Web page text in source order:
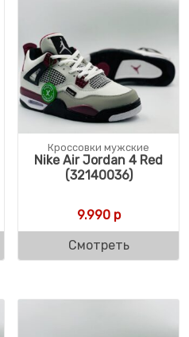
цена составляла 12.999
цена: 11.049 р.
Кроссовки мужские
Nike Air Jordan 4 Red
(32140036)
9.990р
Смотреть